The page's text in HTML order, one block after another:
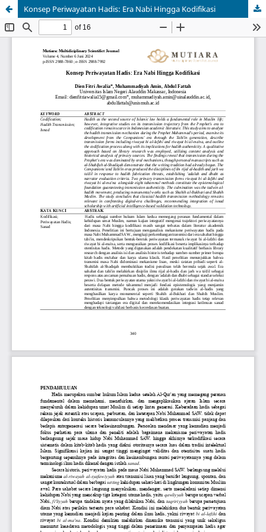
Konsep Periwayatan Hadis: Era Nabi Hingga Kodifikasi